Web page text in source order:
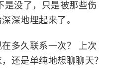
是没了，只是被那些伤
深地埋起来了。
多久联系一次？ 上次
还是单纯地想聊聊天？